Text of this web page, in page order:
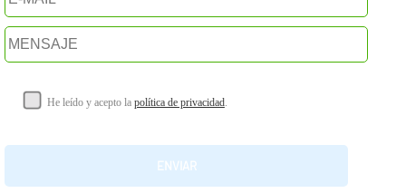
He leído y acepto la política de privacidad.